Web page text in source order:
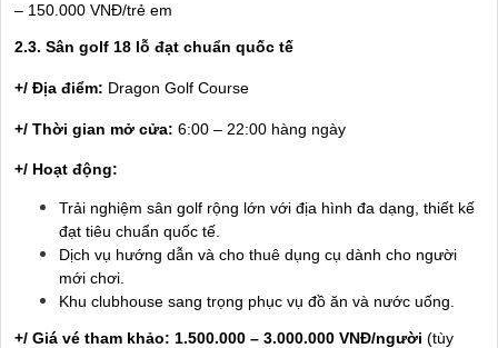
– 150.000 VNĐ/trẻ em
2.3. Sân golf 18 lỗ đạt chuẩn quốc tế
+/ Địa điểm: Dragon Golf Course
+/ Thời gian mở cửa: 6:00 – 22:00 hàng ngày
+/ Hoạt động:
Trải nghiệm sân golf rộng lớn với địa hình đa dạng, thiết kế
đạt tiêu chuẩn quốc tế.
Dịch vụ hướng dẫn và cho thuê dụng cụ dành cho người
mới chơi.
Khu clubhouse sang trọng phục vụ đồ ăn và nước uống.
+/ Giá vé tham khảo: 1.500.000 – 3.000.000 VNĐ/người (tùy